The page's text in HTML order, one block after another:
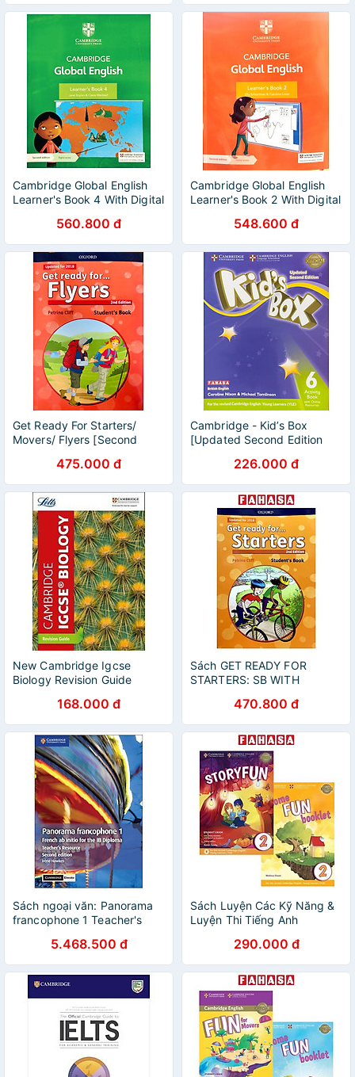
Cambridge Global English
Learner's Book 4 With Digital
560.800 đ
Cambridge Global English
Learner's Book 2 With Digital
548.600 đ
Get Ready For Starters/
Movers/ Flyers [Second
475.000 đ
Cambridge - Kid’s Box
[Updated Second Edition
226.000 đ
New Cambridge Igcse
Biology Revision Guide
168.000 đ
Sách GET READY FOR
STARTERS: SB WITH
MAXIMIZE CHANCES OF
EXAM
470.800 đ
Sách ngoại văn: Panorama
francophone 1 Teacher's
Elevate: French ab Initio for
the IB Diploma (French
Edition)
5.468.500 đ
Sách Luyện Các Kỹ Năng &
Luyện Thi Tiếng Anh
Movers And Flyers
290.000 đ